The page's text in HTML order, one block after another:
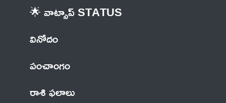
🌟 వాట్సాప్ STATUS
వినోదం
పంచాంగం
రాశి ఫలాలు